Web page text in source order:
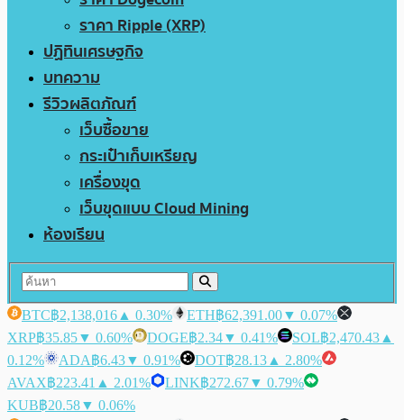
ราคา Ripple (XRP)
ปฏิทินเศรษฐกิจ
บทความ
รีวิวผลิตภัณฑ์
เว็บซื้อขาย
กระเป๋าเก็บเหรียญ
เครื่องขุด
เว็บขุดแบบ Cloud Mining
ห้องเรียน
BTC฿2,138,016 ▲ 0.30% ETH฿62,391.00▼ 0.07%
XRP฿35.85▼ 0.60% DOGE฿2.34▼ 0.41% SOL฿2,470.43 ▲
0.12%
ADA฿6.43▼ 0.91% DOT฿28.13 ▲ 2.80%
AVAX฿223.41 ▲ 2.01% LINK฿272.67▼ 0.79%
KUB฿20.58▼ 0.06%